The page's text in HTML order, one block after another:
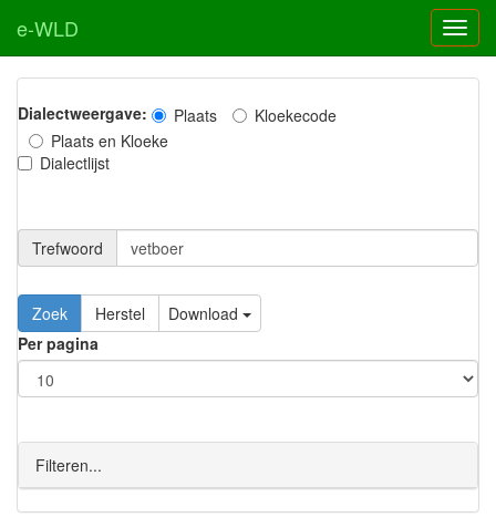
e-WLD
Dialectweergave: Plaats
Kloekecode
Plaats en Kloeke
Dialectlijst
Trefwoord
Download
Per pagina
Filteren...